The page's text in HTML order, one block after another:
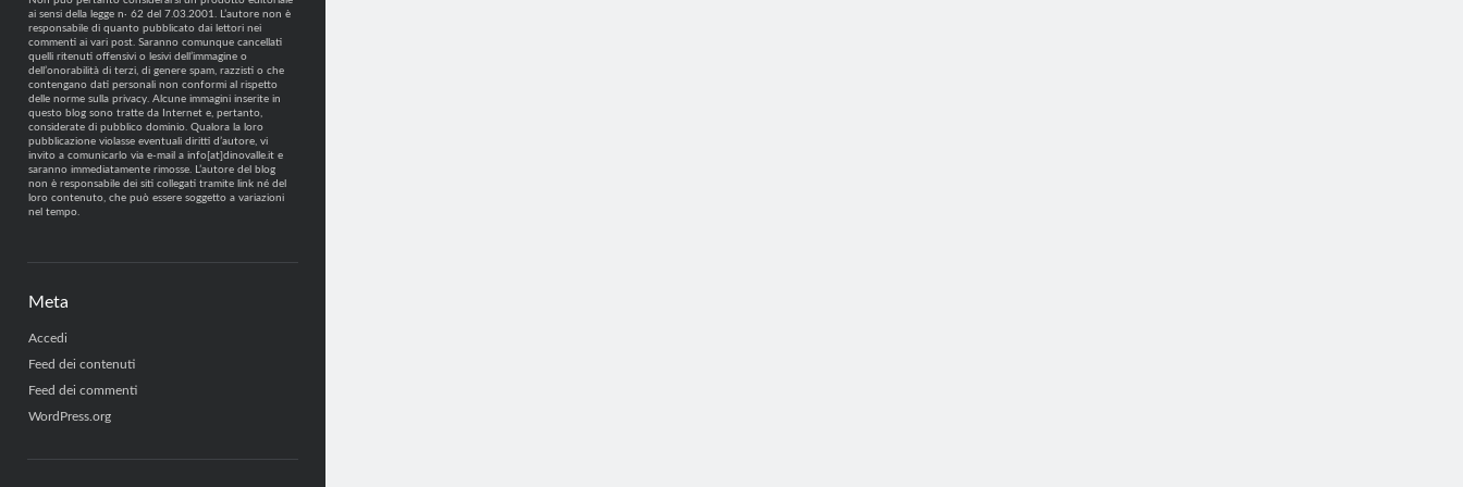
ai sensi della legge n· 62 del 7.03.2001. L’autore non è
responsabile di quanto pubblicato dai lettori nei
commenti ai vari post. Saranno comunque cancellati
quelli ritenuti offensivi o lesivi dell’immagine o
dell’onorabilità di terzi, di genere spam, razzisti o che
contengano dati personali non conformi al rispetto
delle norme sulla privacy. Alcune immagini inserite in
questo blog sono tratte da Internet e, pertanto,
considerate di pubblico dominio. Qualora la loro
pubblicazione violasse eventuali diritti d’autore, vi
invito a comunicarlo via e-mail a info[at]dinovalle.it e
saranno immediatamente rimosse. L’autore del blog
non è responsabile dei siti collegati tramite link né del
loro contenuto, che può essere soggetto a variazioni
nel tempo.
Meta
Accedi
Feed dei contenuti
Feed dei commenti
WordPress.org